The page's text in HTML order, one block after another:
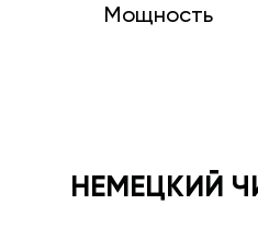
Мощность
НЕМЕЦКИЙ